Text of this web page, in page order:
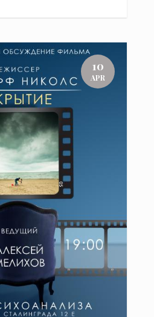
10
APR